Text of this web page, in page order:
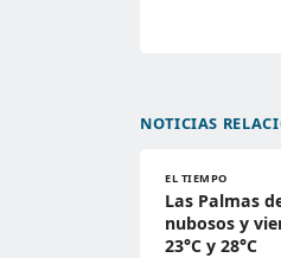
NOTICIAS
EL TIEMPO
Las Palmas
nubosos y
23°C y 28°C